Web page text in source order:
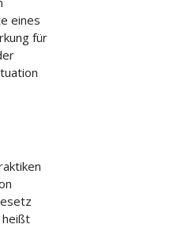
eines
für
heißt